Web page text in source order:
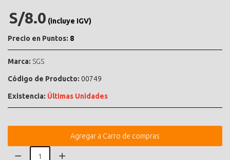
S/8.0 (incluye IGV)
Precio en Puntos: 8
Marca: SGS
Código de Producto: 00749
Existencia: Últimas Unidades
Agregar a Carro de compras